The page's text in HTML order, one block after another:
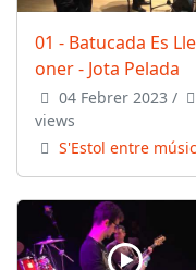
01 - Batucada Es
oner - Jota Pelada
04 Febrer 2023 /
views
S'Estol entre